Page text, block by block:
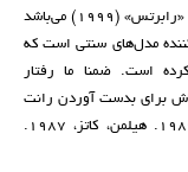
امکان است و این تعریف نزدیک به تعریف «میلگورم» و «رابرتس» (1999) می‌باشد
مدل‌های سنتی است که
است. ضمنا ما رفتار
برای بدست آوردن رانت
بررسی می‌کنیم. (فئودور، 2008. هیلمن، شونتزر 1986. هیلمن، کاتز، 1987.